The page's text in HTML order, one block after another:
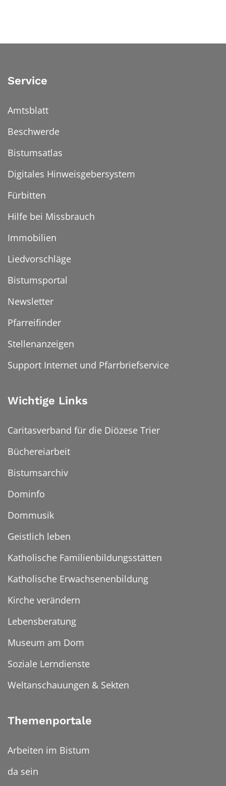
Service
Amtsblatt
Beschwerde
Bistumsatlas
Digitales Hinweisgebersystem
Fürbitten
Hilfe bei Missbrauch
Immobilien
Liedvorschläge
Bistumsportal
Newsletter
Pfarreifinder
Stellenanzeigen
Support Internet und Pfarrbriefservice
Wichtige Links
Caritasverband für die Diözese Trier
Büchereiarbeit
Bistumsarchiv
Dominfo
Dommusik
Geistlich leben
Katholische Familienbildungsstätten
Katholische Erwachsenenbildung
Kirche verändern
Lebensberatung
Museum am Dom
Soziale Lerndienste
Weltanschauungen & Sekten
Themenportale
Arbeiten im Bistum
da sein